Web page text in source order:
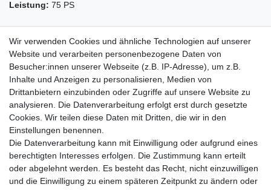
Leistung: 75 PS
Zahlung und Versand
Impressum Daten­schutz­erklärung AGB
Wir verwenden Cookies und ähnliche Technologien auf unserer
Website und verarbeiten personenbezogene Daten von
Besucher:innen unserer Webseite (z.B. IP-Adresse), um z.B.
Inhalte und Anzeigen zu personalisieren, Medien von
Drittanbietern einzubinden oder Zugriffe auf unsere Website zu
analysieren. Die Datenverarbeitung erfolgt erst durch gesetzte
Cookies. Wir teilen diese Daten mit Dritten, die wir in den
Einstellungen benennen.
Die Datenverarbeitung kann mit Einwilligung oder aufgrund eines
berechtigten Interesses erfolgen. Die Zustimmung kann erteilt
oder abgelehnt werden. Es besteht das Recht, nicht einzuwilligen
und die Einwilligung zu einem späteren Zeitpunkt zu ändern oder